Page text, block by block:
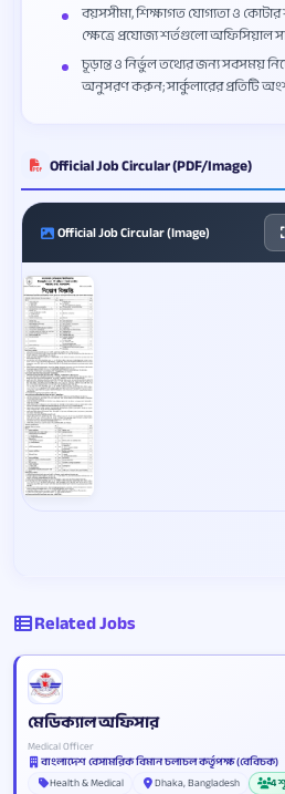
বয়সসীমা, শিক্ষাগত যোগ্যতা ও কোটার
ক্ষেত্রে প্রযোজ্য শর্তগুলো অফিসিয়াল
চূড়ান্ত ও নির্ভুল তথ্যের জন্য সবসময়
অনুসরণ করুন; সার্কুলারের প্রতিটি
Official Job Circular (PDF/Image)
Official Job Circular (Image)
Related Jobs
মেডিক্যাল অফিসার
Medical Officer
বাংলাদেশ বেসামরিক বিমান চলাচল কর্তৃপক্ষ (বেবিচক)
Health & Medical
Dhaka, Bangladesh 4